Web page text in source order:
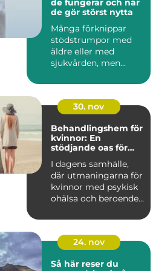
de gör störst nytta
Många förknippar
stödstrumpor med
äldre eller med
sjukvården, men
på att ändras...
30. nov
Behandlingshem för
kvinnor: En
stödjande oas för
I dagens samhälle,
där utmaningarna för
kvinnor med psykisk
ohälsa och beroende
24. nov
Så här reser du